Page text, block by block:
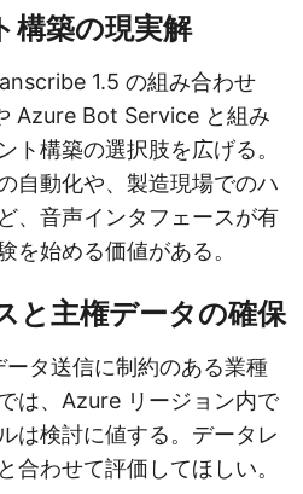
構築の現実解
1.5 の組み合わせ
Azure Bot Service と組み
ト構築の選択肢を広げる。
自動化や、製造現場でのハ
、音声インタフェースが有
を始める価値がある。
と主権データの確保
タ送信に制約のある業種
は、Azure リージョン内で
は検討に値する。データレ
合わせて評価してほしい。